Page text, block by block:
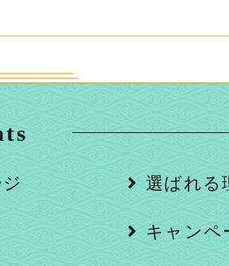
選ばれる
キャンペ